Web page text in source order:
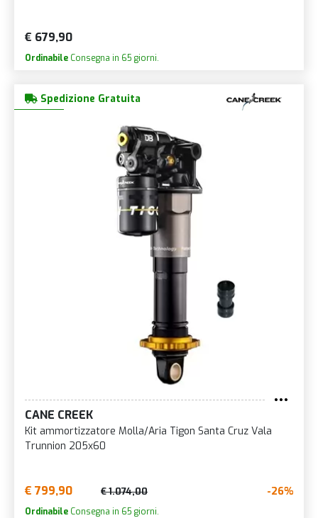
€ 679,90
Ordinabile Consegna in 65 giorni.
Spedizione Gratuita
CANE CREEK
Kit ammortizzatore Molla/Aria Tigon Santa Cruz Vala
Trunnion 205x60
€ 799,90 € 1.074,00 -26%
Ordinabile Consegna in 65 giorni.